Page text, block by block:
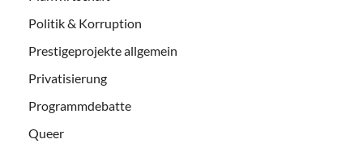
Politik & Korruption
Prestigeprojekte allgemein
Privatisierung
Programmdebatte
Queer